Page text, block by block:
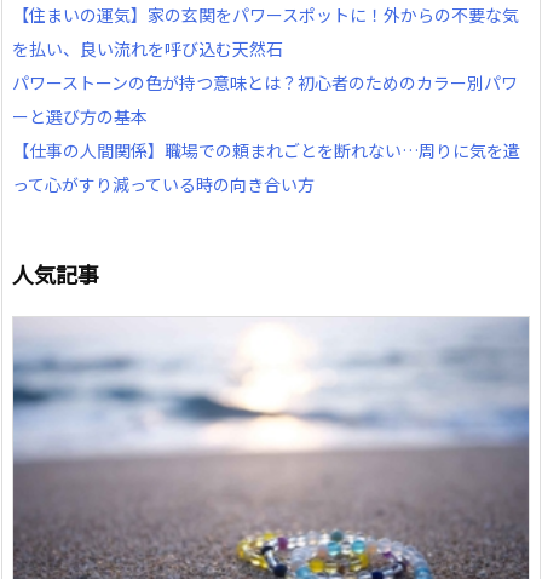
【住まいの運気】家の玄関をパワースポットに！外からの不要な気
を払い、良い流れを呼び込む天然石
パワーストーンの色が持つ意味とは？初心者のためのカラー別パワ
ーと選び方の基本
【仕事の人間関係】職場での頼まれごとを断れない…周りに気を遣
って心がすり減っている時の向き合い方
人気記事